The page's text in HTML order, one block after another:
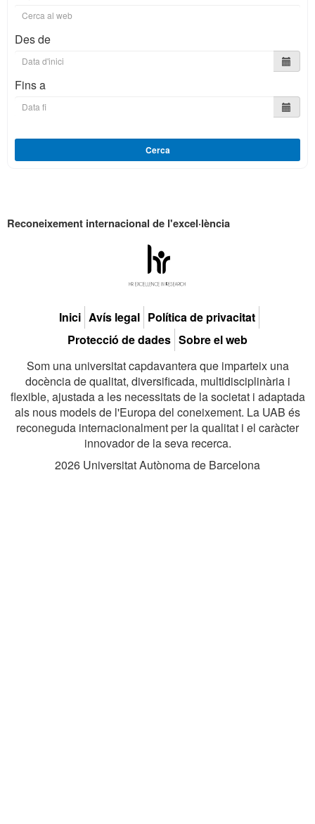
Des de
Fins a
Cerca
Reconeixement internacional de l'excel·lència
in
Inici Avís legal Política de privacitat
Protecció de dades Sobre el web
Som una universitat capdavantera que imparteix una
docència de qualitat, diversificada, multidisciplinària i
flexible, ajustada a les necessitats de la societat i adaptada
als nous models de l'Europa del coneixement. La UAB és
reconeguda internacionalment per la qualitat i el caràcter
innovador de la seva recerca.
2026 Universitat Autònoma de Barcelona